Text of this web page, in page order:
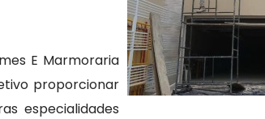
E Marmoraria
proporcionar
especialidades